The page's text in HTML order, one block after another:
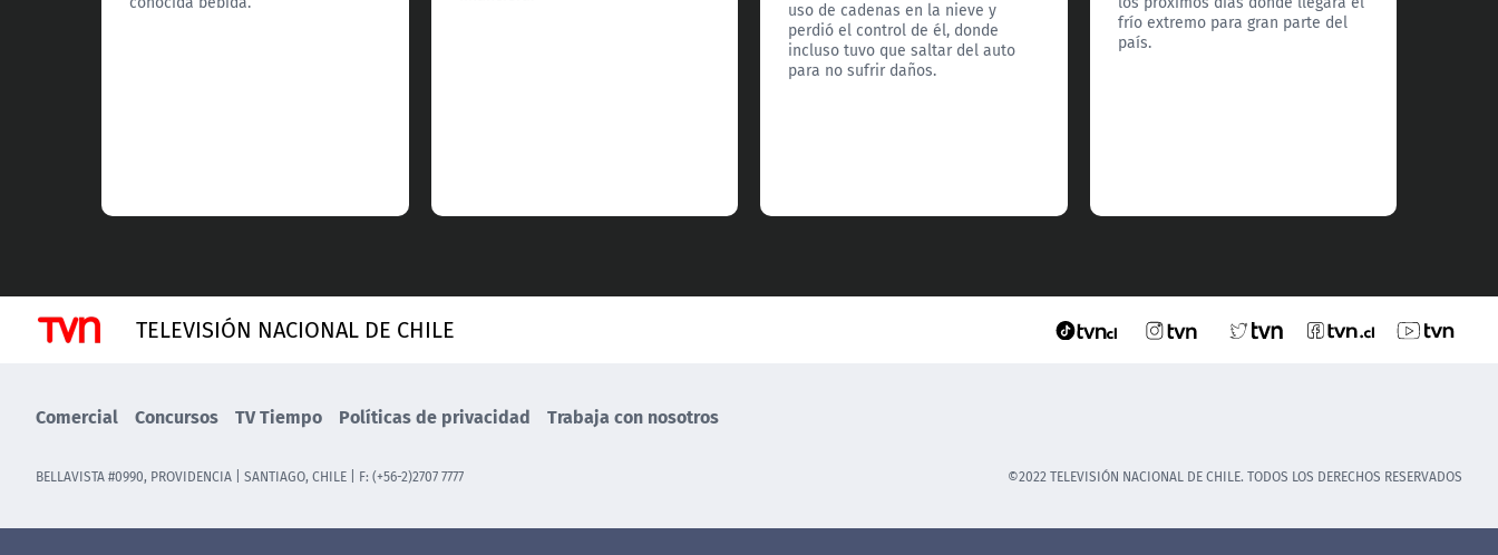
uso de cadenas en la nieve y
perdió el control de él, donde
incluso tuvo que saltar del auto
para no sufrir daños.
frío extremo para gran parte del
país.
TELEVISIÓN NACIONAL DE CHILE
Comercial Concursos TV Tiempo Políticas de privacidad Trabaja con nosotros
BELLAVISTA #0990, PROVIDENCIA | SANTIAGO, CHILE | F: (+56-2)2707 7777 ©2022 TELEVISIÓN NACIONAL DE CHILE. TODOS LOS DERECHOS RESERVADOS